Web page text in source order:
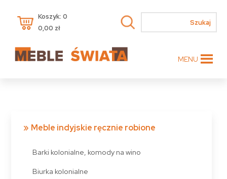
Koszyk: 0
0,00 zł
MENU
Meble indyjskie ręcznie robione
Barki kolonialne, komody na wino
Biurka kolonialne